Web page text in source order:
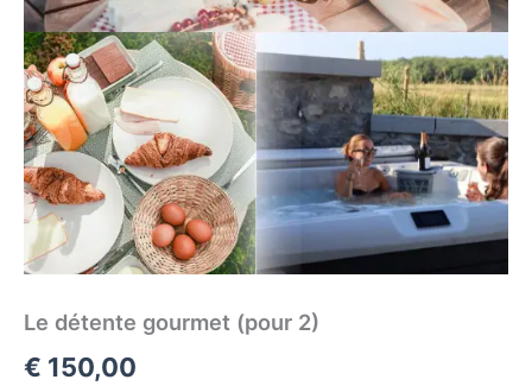
Le détente gourmet (pour 2)
€ 150,00